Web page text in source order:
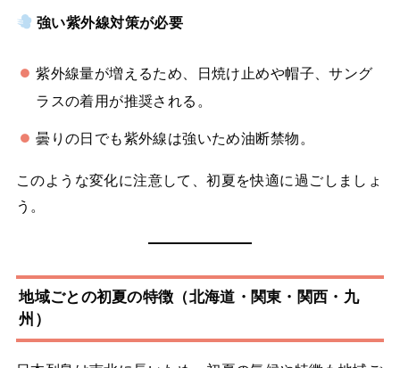
強い紫外線対策が必要
紫外線量が増えるため、日焼け止めや帽子、サング
ラスの着用が推奨される。
曇りの日でも紫外線は強いため油断禁物。
このような変化に注意して、初夏を快適に過ごしましょ
う。
地域ごとの初夏の特徴（北海道・関東・関西・九
州）